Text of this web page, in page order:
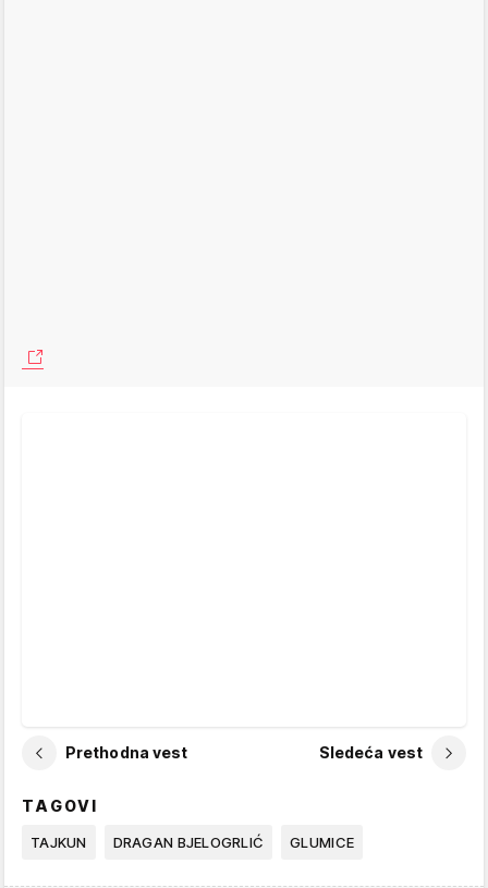
Prethodna vest Sledeća vest
TAGOVI
TAJKUN DRAGAN BJELOGRLIĆ GLUMICE